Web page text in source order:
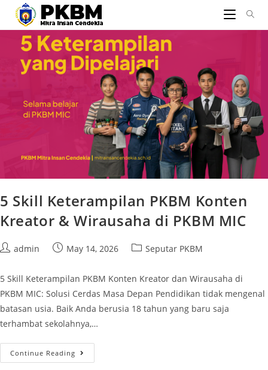
5 Skill Keterampilan PKBM Konten
Kreator & Wirausaha di PKBM MIC
admin May 14, 2026 Seputar PKBM
5 Skill Keterampilan PKBM Konten Kreator dan Wirausaha di
PKBM MIC: Solusi Cerdas Masa Depan Pendidikan tidak mengenal
batasan usia. Baik Anda berusia 18 tahun yang baru saja
terhambat sekolahnya,…
Continue Reading